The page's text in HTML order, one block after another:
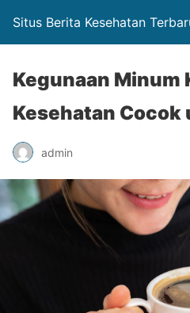
Situs Berita Kesehatan
Kegunaan Minum
Kesehatan Cocok
admin